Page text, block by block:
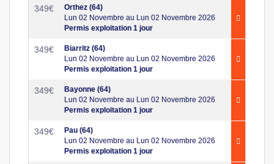
349€
Orthez (64)
Lun 02 Novembre au Lun 02 Novembre 2026
Permis exploitation 1 jour
349€
Biarritz (64)
Lun 02 Novembre au Lun 02 Novembre 2026
Permis exploitation 1 jour
349€
Bayonne (64)
Lun 02 Novembre au Lun 02 Novembre 2026
Permis exploitation 1 jour
349€
Pau (64)
Lun 02 Novembre au Lun 02 Novembre 2026
Permis exploitation 1 jour